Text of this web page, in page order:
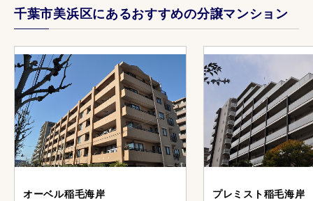
千葉市美浜区にあるおすすめの分譲マンション
オーベル稲毛海岸 プレミスト稲毛海岸